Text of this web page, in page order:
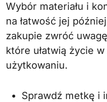
Wybór materiału i
na łatwość jej
zakupie zwróć
które ułatwią życie
użytkowaniu.
Sprawdź metkę i